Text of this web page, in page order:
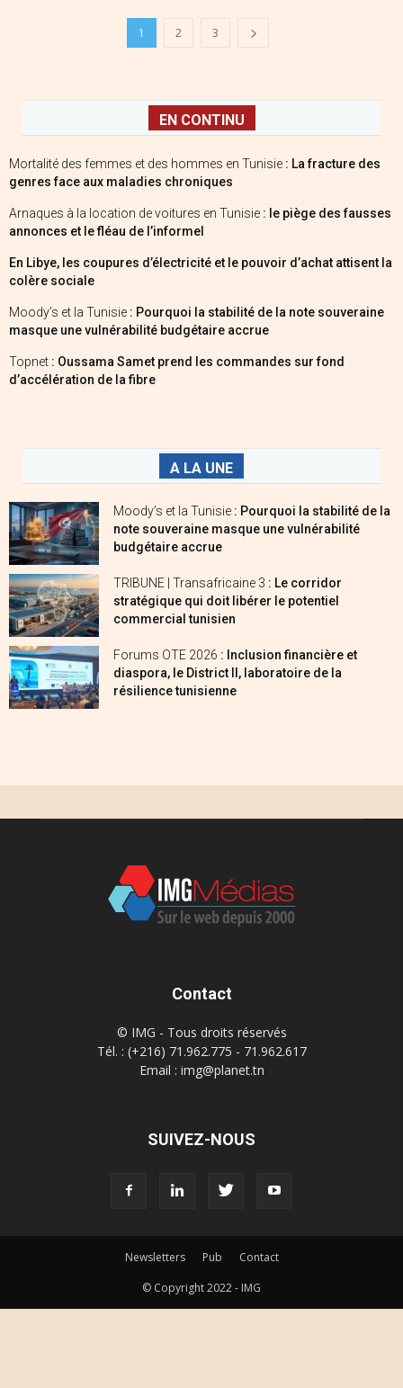
1 2 3
EN CONTINU
Mortalité des femmes et des hommes en Tunisie : La fracture des
genres face aux maladies chroniques
Arnaques à la location de voitures en Tunisie : le piège des fausses
annonces et le fléau de l’informel
En Libye, les coupures d’électricité et le pouvoir d’achat attisent la
colère sociale
Moody’s et la Tunisie : Pourquoi la stabilité de la note souveraine
masque une vulnérabilité budgétaire accrue
Topnet : Oussama Samet prend les commandes sur fond
d’accélération de la fibre
A LA UNE
Moody’s et la Tunisie : Pourquoi la stabilité de la
note souveraine masque une vulnérabilité
budgétaire accrue
TRIBUNE | Transafricaine 3 : Le corridor
stratégique qui doit libérer le potentiel
commercial tunisien
Forums OTE 2026 : Inclusion financière et
diaspora, le District II, laboratoire de la
résilience tunisienne
Contact
© IMG - Tous droits réservés
Tél. : (+216) 71.962.775 - 71.962.617
Email : img@planet.tn
SUIVEZ-NOUS
Newsletters Pub
Contact
© Copyright 2022 - IMG